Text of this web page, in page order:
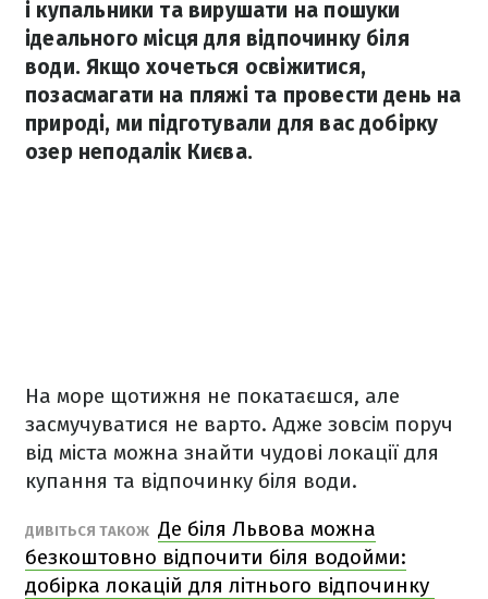
і купальники та вирушати на пошуки
ідеального місця для відпочинку біля
води. Якщо хочеться освіжитися,
позасмагати на пляжі та провести день на
природі, ми підготували для вас добірку
озер неподалік Києва.
На море щотижня не покатаєшся, але
засмучуватися не варто. Адже зовсім поруч
від міста можна знайти чудові локації для
купання та відпочинку біля води.
ДИВІТЬСЯ ТАКОЖ Де біля Львова можна
безкоштовно відпочити біля водойми:
добірка локацій для літнього відпочинку